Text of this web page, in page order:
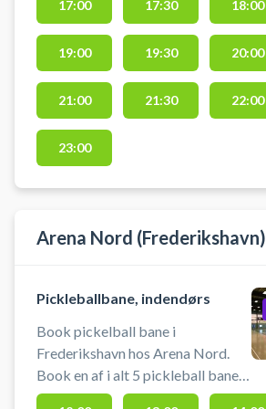
17:00 17:30 18:00
19:00 19:30 20:00
21:00 21:30 22:00
23:00
Arena Nord (Frederikshavn)
Pickleballbane, indendørs
Book pickelball bane i
Frederikshavn hos Arena Nord.
Book en af i alt 5 pickleball baner
og spil pickleball i Frederikshavn i